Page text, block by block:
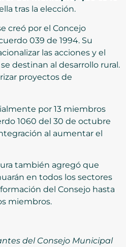
tras la elección.
creó por el Concejo
039 de 1994. Su
las acciones y el
destinan al desarrollo rural.
proyectos de
por 13 miembros
1060 del 30 de octubre
al aumentar el
también agregó que
en todos los sectores
del Consejo hasta
miembros.
del Consejo Municipal